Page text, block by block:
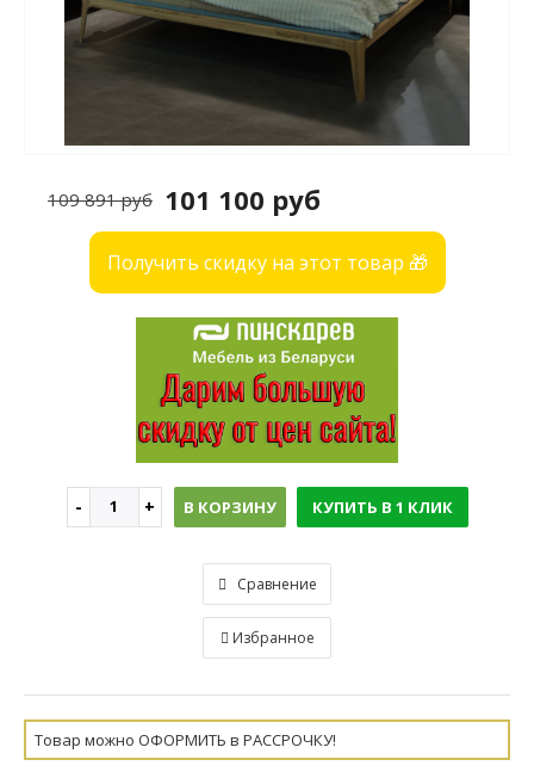
101 100 руб
109 891 руб
Получить скидку на этот товар 🎁
В КОРЗИНУ КУПИТЬ В 1 КЛИК
Сравнение
Избранное
Товар можно ОФОРМИТЬ в РАССРОЧКУ!